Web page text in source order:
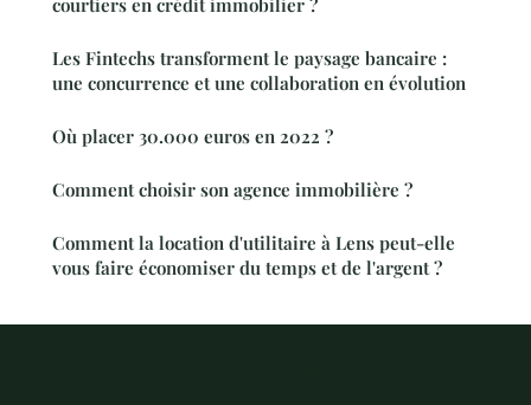
Les Fintechs transforment le paysage bancaire :
une concurrence et une collaboration en évolution
Où placer 30.000 euros en 2022 ?
Comment choisir son agence immobilière ?
Comment la location d'utilitaire à Lens peut-elle
vous faire économiser du temps et de l'argent ?